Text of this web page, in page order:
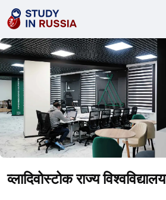
व्लादिवोस्टोक राज्य विश्वविद्यालय